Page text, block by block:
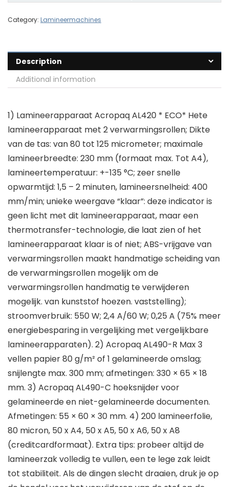
Category: Lamineermachines
Description
Additional information
1) Lamineerapparaat Acropaq AL420 * ECO* Hete
lamineerapparaat met 2 verwarmingsrollen; Dikte
van de tas: van 80 tot 125 micrometer; maximale
lamineerbreedte: 230 mm (formaat max. Tot A4),
lamineertemperatuur: +-135 °C; zeer snelle
opwarmtijd: 1,5 – 2 minuten, lamineersnelheid: 400
mm/min; unieke weergave “klaar”: deze indicator is
geen licht met dit lamineerapparaat, maar een
thermotransfer-technologie, die laat zien of het
lamineerapparaat klaar is of niet; ABS-vrijgave van
verwarmingsrollen maakt handmatige scheiding van
de verwarmingsrollen mogelijk om de
verwarmingsrollen handmatig te verwijderen
mogelijk. van kunststof hoezen. vaststelling);
stroomverbruik: 550 W; 2,4 A/60 W; 0,25 A (75% meer
energiebesparing in vergelijking met vergelijkbare
lamineerapparaten). 2) Acropaq AL490-R Max 3
vellen papier 80 g/m² of 1 gelamineerde omslag;
snijlengte max. 300 mm; afmetingen: 330 × 65 × 18
mm. 3) Acropaq AL490-C hoeksnijder voor
gelamineerde en niet-gelamineerde documenten.
Afmetingen: 55 × 60 × 30 mm. 4) 200 lamineerfolie,
80 micron, 50 x A4, 50 x A5, 50 x A6, 50 x A8
(creditcardformaat). Extra tips: probeer altijd de
lamineerzak volledig te vullen, een te lege zak leidt
tot stabiliteit. Als de dingen slecht draaien, druk je op